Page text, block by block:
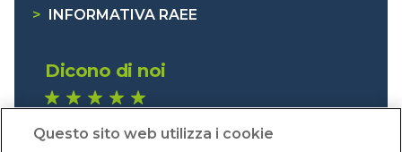
>
INFORMATIVA RAEE
Dicono di noi
Eccellente (4,8)
Questo sito web utilizza i cookie